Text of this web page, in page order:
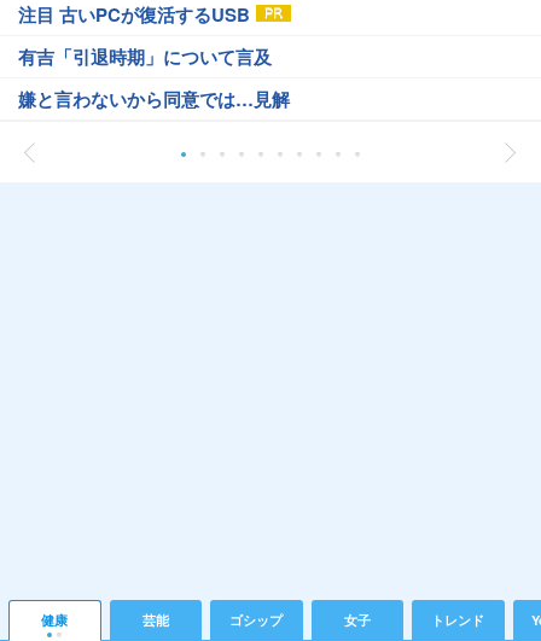
注目 古いPCが復活するUSB
有吉「引退時期」について言及
嫌と言わないから同意では…見解
健康 芸能 ゴシップ 女子 トレンド